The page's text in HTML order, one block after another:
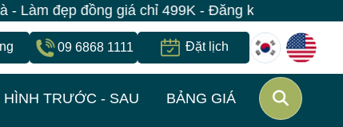
đồng giá chỉ 499K - Đăng ký giữ suất ngay |
09 6868 1111 Đặt lịch
HÌNH TRƯỚC - SAU BẢNG GIÁ